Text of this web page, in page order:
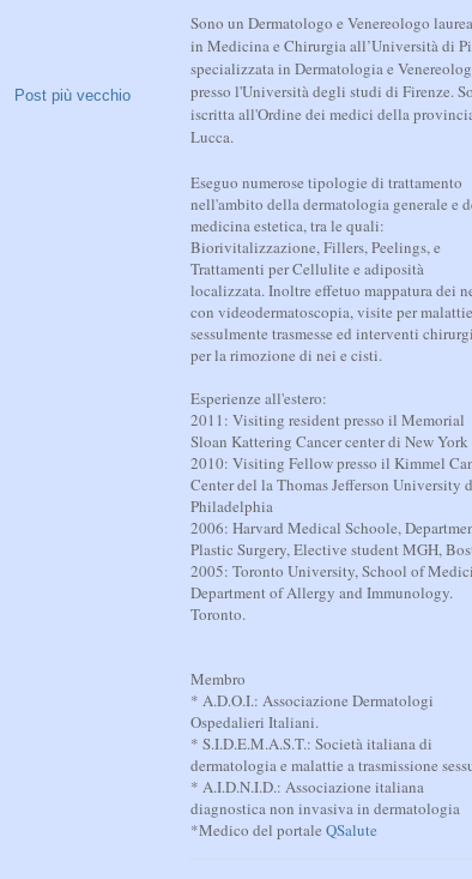
Post più vecchio
Sono un Dermatologo e Venereologo
in Medicina e Chirurgia all’Università di
specializzata in Dermatologia e
presso l'Università degli studi di Firenze.
iscritta all'Ordine dei medici della
Lucca.
Eseguo numerose tipologie di trattamento
nell'ambito della dermatologia generale e
medicina estetica, tra le quali:
Biorivitalizzazione, Fillers, Peelings, e
Trattamenti per Cellulite e adiposità
localizzata. Inoltre effetuo mappatura dei
con videodermatoscopia, visite per malattie
sessulmente trasmesse ed interventi
per la rimozione di nei e cisti.
Esperienze all'estero:
2011: Visiting resident presso il Memorial
Sloan Kattering Cancer center di New York
2010: Visiting Fellow presso il Kimmel
Center del la Thomas Jefferson University
Philadelphia
2006: Harvard Medical Schoole,
Plastic Surgery, Elective student MGH,
2005: Toronto University, School of
Department of Allergy and Immunology.
Toronto.
Membro
* A.D.O.I.: Associazione Dermatologi
Ospedalieri Italiani.
* S.I.D.E.M.A.S.T.: Società italiana di
dermatologia e malattie a trasmissione
* A.I.D.N.I.D.: Associazione italiana
diagnostica non invasiva in dermatologia
*Medico del portale QSalute